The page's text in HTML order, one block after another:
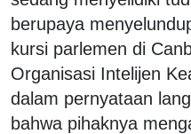
berupaya
kursi parlemen di
Organisasi Intelijen
dalam pernyataan
bahwa pihaknya